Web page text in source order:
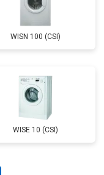
WISN 100 (CSI)
WISE 10 (CSI)